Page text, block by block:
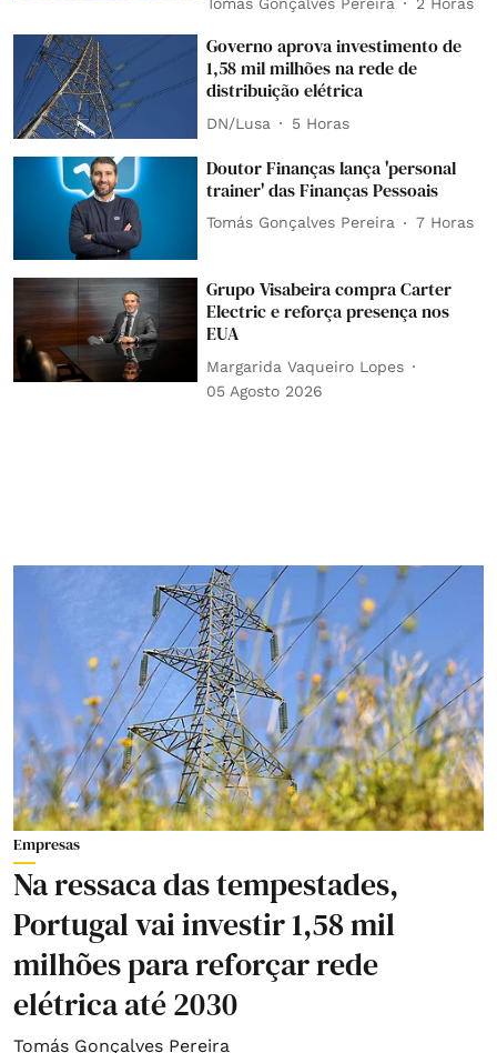
Governo aprova investimento de
1,58 mil milhões na rede de
distribuição elétrica
DN/Lusa 5 Horas
Doutor Finanças lança 'personal
trainer' das Finanças Pessoais
Tomás Gonçalves Pereira 7 Horas
Grupo Visabeira compra Carter
Electric e reforça presença nos
EUA
Margarida Vaqueiro Lopes
05 Agosto 2026
Empresas
Na ressaca das tempestades,
Portugal vai investir 1,58 mil
milhões para reforçar rede
elétrica até 2030
Tomás Gonçalves Pereira